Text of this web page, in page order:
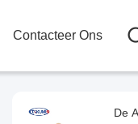
Contacteer Ons
De